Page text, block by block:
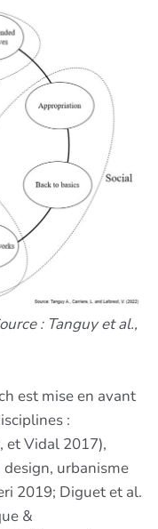
: Tanguy et al.,
est mise en avant
:
et Vidal 2017),
urbanisme
2019; Diguet et al.
&